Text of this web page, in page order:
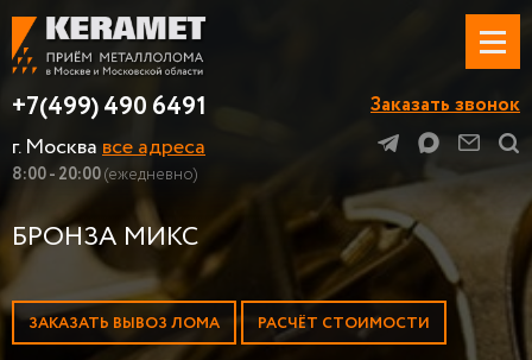
+7(499) 490 6491
г. Москвавсе адреса
8:00 - 20:00(ежедневно)
Заказать звонок
БРОНЗА МИКС
ЗАКАЗАТЬ ВЫВОЗ ЛОМА РАСЧЁТ СТОИМОСТИ